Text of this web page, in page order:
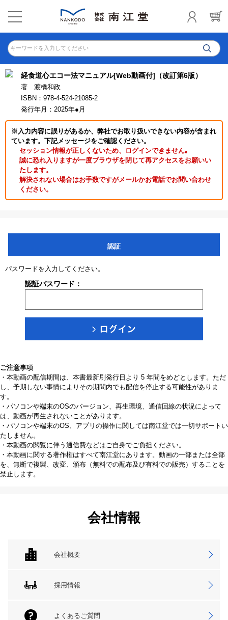
キーワードを入力してください
経食道心エコー法マニュアル[Web動画付]（改訂第6版）
著 渡橋和政
ISBN：978-4-524-21085-2
発行年月：2025年●月
※入力内容に誤りがあるか、弊社でお取り扱いできない内容が含まれ
ています。下記メッセージをご確認ください。
セッション情報が正しくないため、ログインできません｡
誠に恐れ入りますが一度ブラウザを閉じて再アクセスをお願いい
たします。
解決されない場合はお手数ですがメールかお電話でお問い合わせ
ください。
認証
パスワードを入力してください。
認証パスワード：
ご注意事項
・本動画の配信期間は、本書最新刷発行日より 5 年間をめどとします。ただ
し、予期しない事情によりその期間内でも配信を停止する可能性がありま
す。
・パソコンや端末のOSのバージョン、再生環境、通信回線の状況によって
は、動画が再生されないことがあります。
・パソコンや端末のOS、アプリの操作に関しては南江堂では一切サポートい
たしません。
・本動画の閲覧に伴う通信費などはご自身でご負担ください。
・本動画に関する著作権はすべて南江堂にあります。動画の一部または全部
を、無断で複製、改変、頒布（無料での配布及び有料での販売）することを
禁止します。
会社情報
会社概要
採用情報
よくあるご質問